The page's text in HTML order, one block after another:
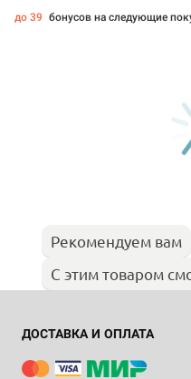
до 39 бонусов на следующие
Рекомендуем вам
С этим товаром
ДОСТАВКА И ОПЛАТА